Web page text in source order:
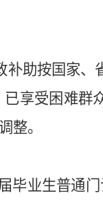
助按国家、
已享受困难群
整。
毕业生普通